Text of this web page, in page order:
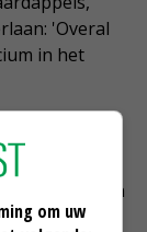
'Overal
in het
van
optreden.
om uw